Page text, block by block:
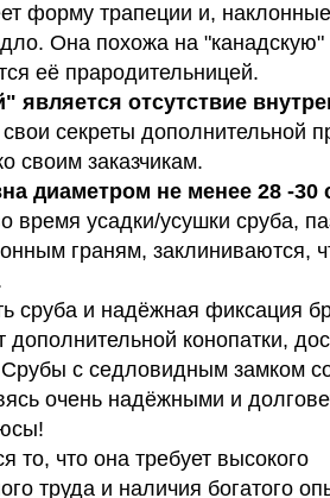
форму трапеции и,
Она похожа на "канадскую"
её прародительницей.
является отсутствие
секреты дополнительной
своим заказчикам.
диаметром не менее 28 -30
время усадки/усушки сруба,
граням, заклиниваются,
сруба и надёжная фиксация
конопатки,
с седловидным замком
очень надёжными и
то, что она требует высокого
труда и наличия богатого